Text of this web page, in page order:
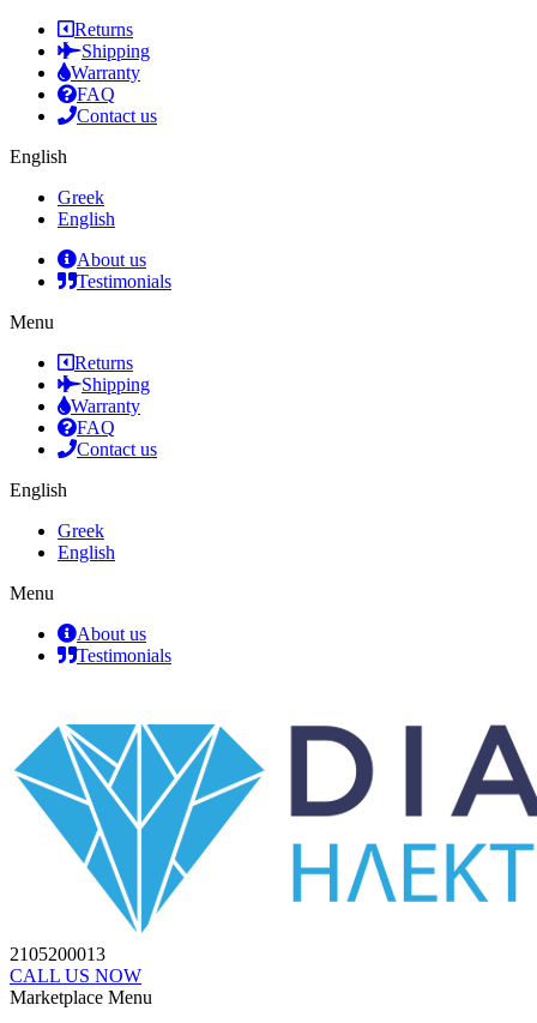
Returns
Shipping
Warranty
FAQ
Contact us
English
Greek
English
About us
Testimonials
Menu
Returns
Shipping
Warranty
FAQ
Contact us
English
Greek
English
Menu
About us
Testimonials
2105200013
CALL US NOW
Marketplace Menu